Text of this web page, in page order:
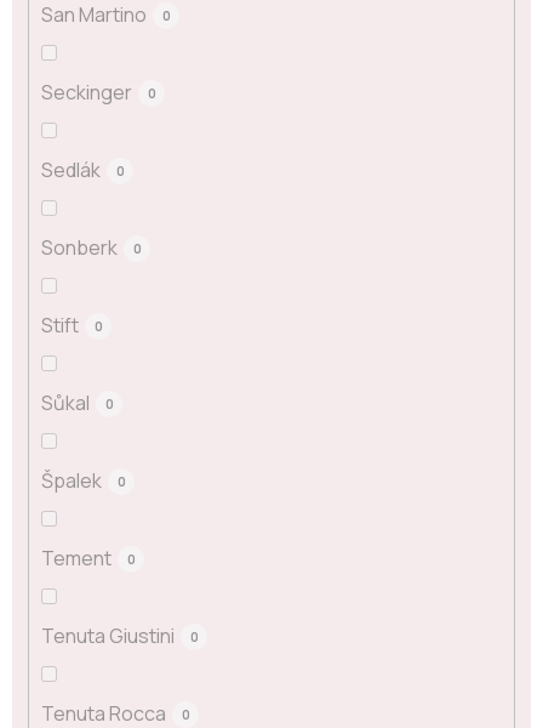
San Martino 0
Seckinger 0
Sedlák 0
Sonberk 0
Stift 0
Sůkal 0
Špalek 0
Tement 0
Tenuta Giustini 0
Tenuta Rocca 0